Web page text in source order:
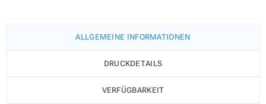
ALLGEMEINE INFORMATIONEN
DRUCKDETAILS
VERFÜGBARKEIT